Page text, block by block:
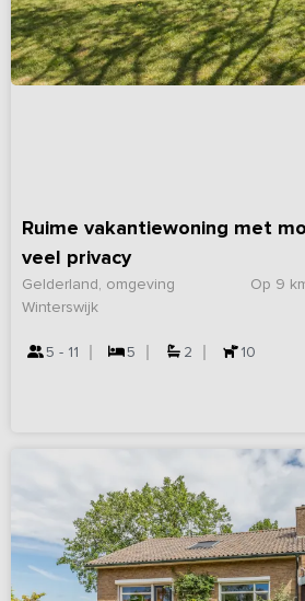
Ruime vakantiewoning met
veel privacy
Op 9
Gelderland, omgeving
Winterswijk
5 - 11 5 2 10